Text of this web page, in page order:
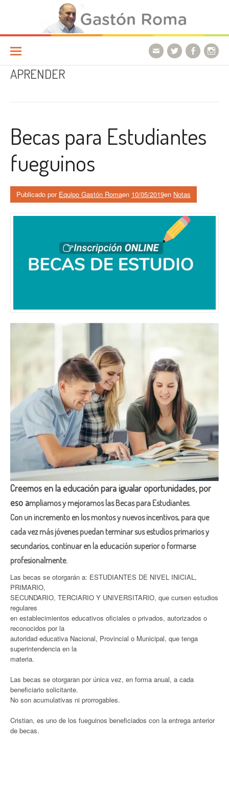
Ir a la página
APRENDER
Becas para Estudiantes
fueguinos
Publicado por Equipo Gastón Romaen 10/05/2019en Notas
Creemos en la educación para igualar oportunidades, por
eso ampliamos y mejoramos las Becas para Estudiantes.
Con un incremento en los montos y nuevos incentivos, para que
cada vez más jóvenes puedan terminar sus estudios primarios y
secundarios, continuar en la educaciónsuperior o formarse
profesionalmente.
Las becas se otorgarán a: ESTUDIANTES DE NIVEL INICIAL,
PRIMARIO,
SECUNDARIO, TERCIARIO Y UNIVERSITARIO, que cursen estudios
regulares
en establecimientos educativos oficiales o privados, autorizados o
reconocidos por la
autoridad educativa Nacional, Provincial o Municipal, que tenga
superintendencia en la
materia.
Las becas se otorgaran por única vez, en forma anual, a cada
beneficiario solicitante.
No son acumulativas ni prorrogables.
Cristian, es uno de los fueguinos beneficiados con la entrega anterior
de becas.